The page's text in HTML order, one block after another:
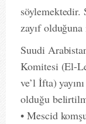
söylemektedir.
zayıf
Suudi
Komitesi (El-
ve’l İfta)
olduğu
• Mescid